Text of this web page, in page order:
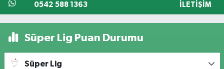
0542 588 1363 İLETIŞIM
Süper Lig Puan Durumu
Süper Lig